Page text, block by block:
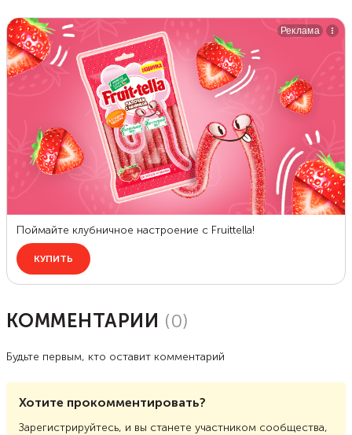
КОММЕНТАРИИ (0)
Будьте первым, кто оставит комментарий
Хотите прокомментировать?
Зарегистрируйтесь, и вы станете участником сообщества,